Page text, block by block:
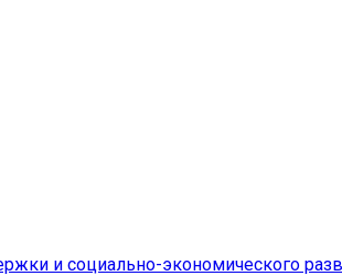
и социально-экономического